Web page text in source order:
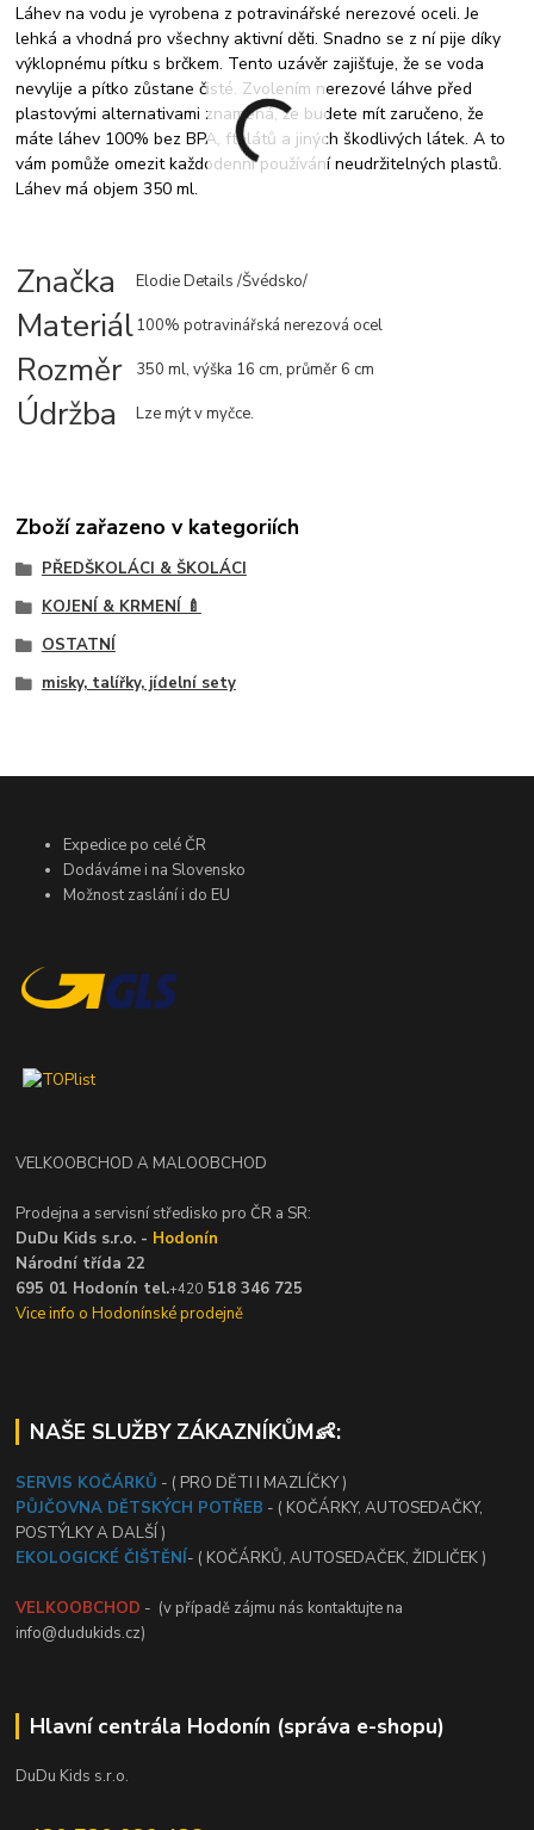
Láhev na vodu je vyrobena z potravinářské nerezové oceli. Je
lehká a vhodná pro všechny aktivní děti. Snadno se z ní pije díky
výklopnému pítku s brčkem. Tento uzávěr zajišťuje, že se voda
nevylije a pítko zůstane čisté. Zvolením nerezové láhve před
plastovými alternativami znamená, že budete mít zaručeno, že
máte láhev 100% bez BPA, ftalátů a jiných škodlivých látek. A to
vám pomůže omezit každodenní používání neudržitelných plastů.
Láhev má objem 350 ml.
Značka Elodie Details /Švédsko/
Materiál100% potravinářská nerezová ocel
Rozměr 350 ml, výška 16 cm, průměr 6 cm
Údržba Lze mýt v myčce.
Zboží zařazeno v kategoriích
PŘEDŠKOLÁCI & ŠKOLÁCI
KOJENÍ & KRMENÍ 🍼
OSTATNÍ
misky, talířky, jídelní sety
Expedice po celé ČR
Dodáváme i na Slovensko
Možnost zaslání i do EU
VELKOOBCHOD A MALOOBCHOD
Prodejna a servisní středisko pro ČR a SR:
DuDu Kids s.r.o. - Hodonín
Národní třída 22
695 01 Hodonín tel.+420 518 346 725
Vice info o Hodonínské prodejně
NAŠE SLUŽBY ZÁKAZNÍKŮM👶:
SERVIS KOČÁRKŮ - ( PRO DĚTI I MAZLÍČKY )
PŮJČOVNA DĚTSKÝCH POTŘEB - ( KOČÁRKY, AUTOSEDAČKY,
POSTÝLKY A DALŠÍ )
EKOLOGICKÉ ČIŠTĚNÍ- ( KOČÁRKŮ, AUTOSEDAČEK, ŽIDLIČEK )
VELKOOBCHOD - (v případě zájmu nás kontaktujte na
info@dudukids.cz)
Hlavní centrála Hodonín (správa e-shopu)
DuDu Kids s.r.o.